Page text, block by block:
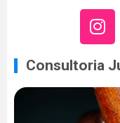
Consultoria